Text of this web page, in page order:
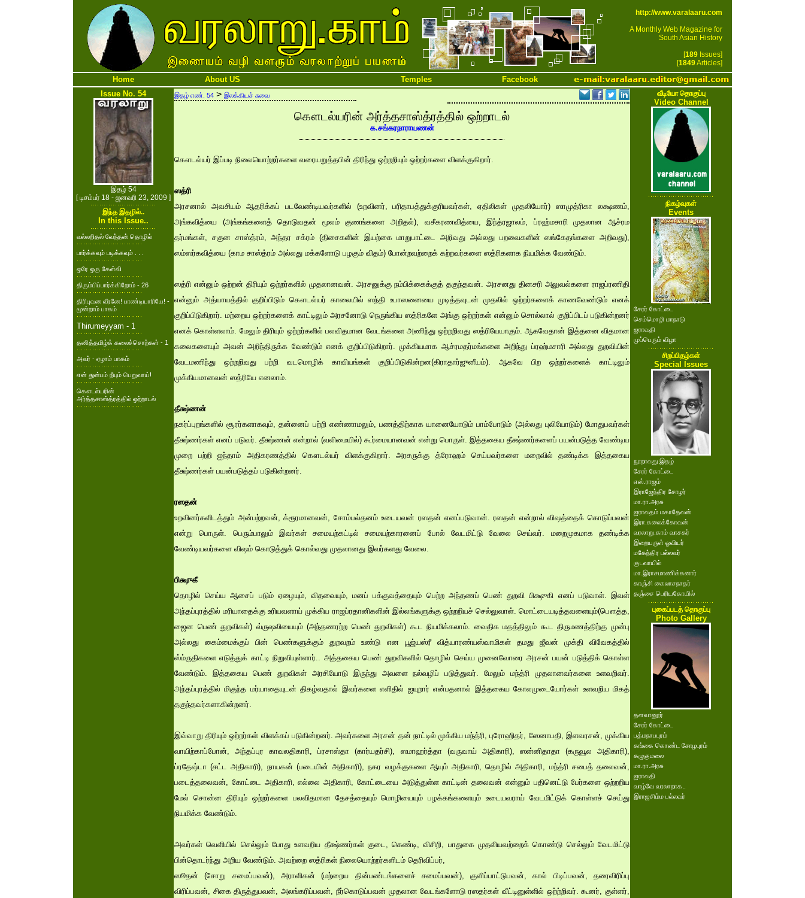
http://www.varalaaru.com
A Monthly Web Magazine for
South Asian History
[189Issues]
[1849Articles]
Home About US Temples
Facebook
Issue No. 54
இதழ் 54
[ டிசம்பர் 18 - ஜனவரி 23, 2009 ]
இந்த இதழில்..
In this Issue..
வல்லறிதல் வேந்தன் தொழில்
பார்க்கவும் படிக்கவும் . . .
ஒரே ஒரு கேள்வி
திரும்பிப்பார்க்கிறோம் - 26
திரிபுவன வீரனே! பாண்டியாரியே! -
மூன்றாம் பாகம்
Thirumeyyam - 1
தனித்தமிழ்க் கலைச்சொற்கள் - 1
அவர் - ஏழாம் பாகம்
என் துன்பம் நீயும் பெறுவாய்!
கௌடல்யரின்
அர்த்தசாஸ்த்ரத்தில் ஒற்றாடல்
இதழ் எண். 54 > இலக்கியச் சுவை
கௌடல்யரின் அர்த்தசாஸ்த்ரத்தில் ஒற்றாடல்
க.சங்கரநாராயணன்
கௌடல்யர் இப்படி நிலையொற்றர்களை வரையறுத்தபின் திரிந்து ஒற்றறியும் ஒற்றர்களை விளக்குகிறார்.
ஸத்ரி
அரசனால் அவசியம் ஆதரிக்கப் படவேண்டியவர்களில் (உறவினர், பரிதாபத்துக்குரியவர்கள், ஏதிலிகள் முதலியோர்) ஸாமுத்ரிகா லக்ஷணம்,
அங்கவித்யை (அங்கங்களைத் தொடுவதன் மூலம் குணங்களை அறிதல்), வசீகரணவித்யை, இந்த்ரஜாலம், ப்ரஹ்மசாரி முதலான ஆச்ரம
தர்மங்கள், சகுன சாஸ்த்ரம், அந்தர சக்ரம் (திசைகளின் இயற்கை மாறுபாட்டை அறிவது அல்லது பறவைகளின் ஸங்கேதங்களை அறிவது),
ஸம்ஸர்கவித்யை (காம சாஸ்த்ரம் அல்லது மக்களோடு பழகும் விதம்) போன்றவற்றைக் கற்றவர்களை ஸத்ரிகளாக நியமிக்க வேண்டும்.
ஸத்ரி என்னும் ஒற்றன் திரியும் ஒற்றர்களில் முதலானவன். அரசனுக்கு நம்பிக்கைக்குத் தகுந்தவன். அரசனது தினசரி அலுவல்களை ராஜப்ரணிதி
என்னும் அத்யாயத்தில் குறிப்பிடும் கௌடல்யர் காலையில் ஸந்தி உபாஸனையை முடித்தவுடன் முதலில் ஒற்றர்களைக் காணவேண்டும் எனக்
குறிப்பிடுகிறார். மற்றைய ஒற்றர்களைக் காட்டிலும் அரசனோடு நெருங்கிய ஸத்ரிகளே அங்கு ஒற்றர்கள் என்னும் சொல்லால் குறிப்பிடப் படுகின்றனர்
எனக் கொள்ளலாம். மேலும் திரியும் ஒற்றர்களில் பலவிதமான வேடங்களை அணிந்து ஒற்றறிவது ஸத்ரியேயாகும். ஆகவேதான் இத்தனை விதமான
கலைகளையும் அவன் அறிந்திருக்க வேண்டும் எனக் குறிப்பிடுகிறார். முக்கியமாக ஆச்ரமதர்மங்களை அறிந்து ப்ரஹ்மசாரி அல்லது துறவியின்
வேடமணிந்து ஒற்றறிவது பற்றி வடமொழிக் காவியங்கள் குறிப்பிடுகின்றன(கிராதார்ஜுனீயம்). ஆகவே பிற ஒற்றர்களைக் காட்டிலும்
முக்கியமானவன் ஸத்ரியே எனலாம்.
தீக்ஷ்ணன்
நகர்ப்புறங்களில் சூரர்களாகவும், தன்னைப் பற்றி எண்ணாமலும், பணத்திற்காக யானையோடும் பாம்போடும் (அல்லது புலியோடும்) மோதுபவர்கள்
தீக்ஷ்ணர்கள் எனப் படுவர். தீக்ஷ்ணன் என்றால் (வலிமையில்) கூர்மையானவன் என்று பொருள். இத்தகைய தீக்ஷ்ணர்களைப் பயன்படுத்த வேண்டிய
முறை பற்றி ஐந்தாம் அதிகரணத்தில் கௌடல்யர் விளக்குகிறார். அரசருக்கு த்ரோஹம் செய்பவர்களை மறைவில் தண்டிக்க இத்தகைய
தீக்ஷ்ணர்கள் பயன்படுத்தப் படுகின்றனர்.
ரஸதன்
உறவினர்களிடத்தும் அன்பற்றவன், க்ரூரமானவன், சோம்பல்தனம் உடையவன் ரஸதன் எனப்படுவான். ரஸதன் என்றால் விஷத்தைக் கொடுப்பவன்
என்று பொருள். பெரும்பாலும் இவர்கள் சமையற்கட்டில் சமையற்காரனைப் போல் வேடமிட்டு வேலை செய்வர். மறைமுகமாக தண்டிக்க
வேண்டியவர்களை விஷம் கொடுத்துக் கொல்வது முதலானது இவர்களது வேலை.
பிக்ஷுகீ
தொழில் செய்ய ஆசைப் படும் ஏழையும், விதவையும், மனப் பக்குவத்தையும் பெற்ற அந்தணப் பெண் துறவி பிக்ஷுகி எனப் படுவாள். இவள்
அந்தப்புரத்தில் மரியாதைக்கு உரியவளாய் முக்கிய ராஜப்ரதானிகளின் இல்லங்களுக்கு ஒற்றறியச் செல்லுவாள். மொட்டையடித்தவளையும்(பௌத்த,
ஜைன பெண் துறவிகள்) வ்ருஷலியையும் (அந்தணரற்ற பெண் துறவிகள்) கூட நியமிக்கலாம். வைதிக மதத்திலும் கூட திருமணத்திற்கு முன்பு
அல்லது கைம்மைக்குப் பின் பெண்களுக்கும் துறவறம் உண்டு என பூஜ்யஸ்ரீ வித்யாரண்யஸ்வாமிகள் தமது ஜீவன் முக்தி விவேகத்தில்
ஸ்ம்ருதிகளை எடுத்துக் காட்டி நிறுவியுள்ளார்.. அத்தகைய பெண் துறவிகளில் தொழில் செய்ய முனைவோரை அரசன் பயன் படுத்திக் கொள்ள
வேண்டும். இத்தகைய பெண் துறவிகள் அரசியோடு இருந்து அவளை நல்வழிப் படுத்துவர். மேலும் மந்த்ரி முதலானவர்களை உளவறிவர்.
அந்தப்புரத்தில் மிகுந்த மர்யாதையுடன் திகழ்வதால் இவர்களை எளிதில் ஐயுறார் என்பதனால் இத்தகைய கோலமுடையோர்கள் உளவறிய மிகத்
தகுந்தவர்களாகின்றனர்.
இவ்வாறு திரியும் ஒற்றர்கள் விளக்கப் படுகின்றனர். அவர்களை அரசன் தன் நாட்டில் முக்கிய மந்த்ரி, புரோஹிதர், ஸேனாபதி, இளவரசன், முக்கிய
வாயிற்காப்போன், அந்தப்புர காவலதிகாரி, ப்ரசாஸ்தா (கார்யதர்சி), ஸமாஹர்த்தா (வருவாய் அதிகாரி), ஸன்னிதாதா (கருவூல அதிகாரி),
ப்ரதேஷ்டா (சட்ட அதிகாரி), நாயகன் (படையின் அதிகாரி), நகர வழக்குகளை ஆயும் அதிகாரி, தொழில் அதிகாரி, மந்த்ரி சபைத் தலைவன்,
படைத்தலைவன், கோட்டை அதிகாரி, எல்லை அதிகாரி, கோட்டையை அடுத்துள்ள காட்டின் தலைவன் என்னும் பதினெட்டு பேர்களை ஒற்றறிய
மேல் சொன்ன திரியும் ஒற்றர்களை பலவிதமான தேசத்தையும் மொழியையும் பழக்கங்களையும் உடையவராய் வேடமிட்டுக் கொள்ளச் செய்து
நியமிக்க வேண்டும்.
அவர்கள் வெளியில் செல்லும் போது உளவறிய தீக்ஷ்ணர்கள் குடை, கெண்டி, விசிறி, பாதுகை முதலியவற்றைக் கொண்டு செல்லும் வேடமிட்டு
பின்தொடர்ந்து அறிய வேண்டும். அவற்றை ஸத்ரிகள் நிலையொற்றர்களிடம் தெரிவிப்பர்,
ஸூதன் (சோறு சமைப்பவன்), அராளிகன் (மற்றைய தின்பண்டங்களைச் சமைப்பவன்), குளிப்பாட்டுபவன், கால் பிடிப்பவன், தரைவிரிப்பு
விரிப்பவன், சிகை திருத்துபவன், அலங்கரிப்பவன், நீர்கொடுப்பவன் முதலான வேடங்களோடு ரஸதர்கள் வீட்டினுள்ளில் ஒற்ற்றிவர். கூனர், குள்ளர்,
வீடியோ தொகுப்பு
Video Channel
நிகழ்வுகள்
Events
சேரர் கோட்டை
செம்மொழி மாநாடு
ஐராவதி
முப்பெரும் விழா
சிறப்பிதழ்கள்
Special Issues
நூறாவது இதழ்
சேரர் கோட்டை
எஸ்.ராஜம்
இராஜேந்திர சோழர்
மா.ரா.அரசு
ஐராவதம் மகாதேவன்
இரா.கலைக்கோவன்
வரலாறு.காம் வாசகர்
இறையருள் ஓவியர்
மகேந்திர பல்லவர்
குடவாயில்
மா.இராசமாணிக்கனார்
காஞ்சி கைலாசநாதர்
தஞ்சை பெரியகோயில்
புகைப்படத் தொகுப்பு
Photo Gallery
தளவானூர்
சேரர் கோட்டை
பத்மநாபபுரம்
கங்கை கொண்ட சோழபுரம்
கழுகுமலை
மா.ரா.அரசு
ஐராவதி
வாழ்வே வரலாறாக..
இராஜசிம்ம பல்லவர்